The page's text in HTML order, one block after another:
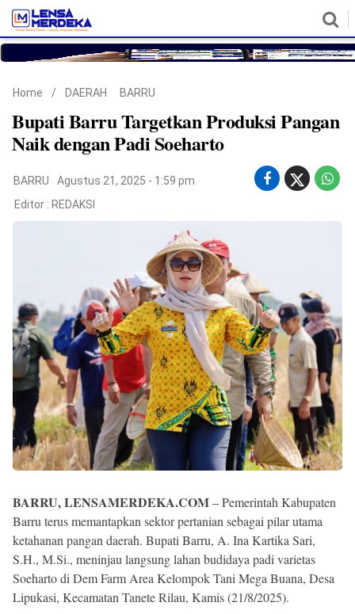
2026
Lensa
Merdeka
Home / DAERAH BARRU
Bupati Barru Targetkan Produksi Pangan
Naik dengan Padi Soeharto
BARRU
Agustus 21, 2025 - 1:59 pm
Editor : REDAKSI
BARRU, LENSAMERDEKA.COM– Pemerintah Kabupaten
Barru terus memantapkan sektor pertanian sebagai pilar utama
ketahanan pangan daerah. Bupati Barru, A. Ina Kartika Sari,
S.H., M.Si., meninjau langsung lahan budidaya padi varietas
Soeharto di Dem Farm Area Kelompok Tani Mega Buana, Desa
Lipukasi, Kecamatan Tanete Rilau, Kamis (21/8/2025).